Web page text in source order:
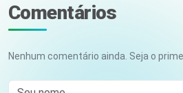
Comentários
Nenhum comentário ainda. Seja o
Seu nome